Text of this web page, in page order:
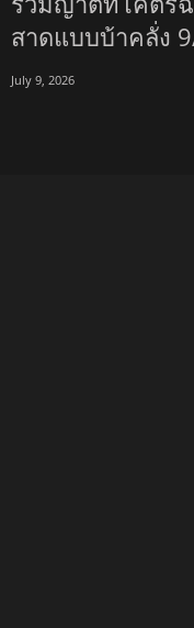
สาดแบบบ้าคลั่ง
July 9, 2026